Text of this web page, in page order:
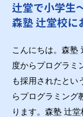
辻堂で小学生
森塾 辻堂校に
こんにちは。森塾
度からプログラミ
も採用されたとい
らプログラミング
ります。森塾 辻